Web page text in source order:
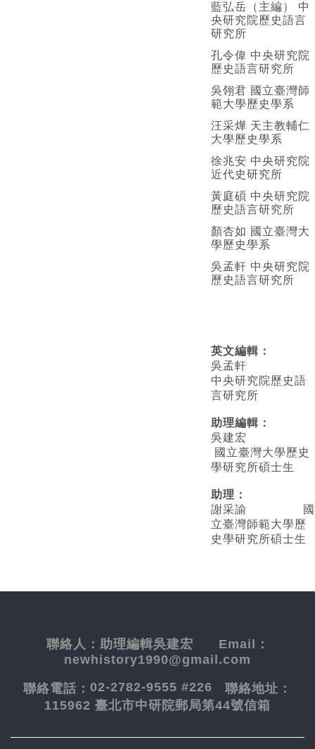
藍弘岳（主編） 中
央研究院歷史語言
研究所
孔令偉 中央研究院
歷史語言研究所
吳翎君 國立臺灣師
範大學歷史學系
汪采燁 天主教輔仁
大學歷史學系
徐兆安 中央研究院
近代史研究所
黃庭碩 中央研究院
歷史語言研究所
顏杏如 國立臺灣大
學歷史學系
吳孟軒 中央研究院
歷史語言研究所
英文編輯 ：
吳孟軒
中央研究院歷史語
言研究所
助理編輯：
吳建宏
國立臺灣大學歷史
學研究所碩士生
助理：
謝采諭
國
立臺灣師範大學歷
史學研究所碩士生
聯絡人： 助理編輯吳建宏 Email：
newhistory1990@gmail.com
聯絡電話： 02-2782-9555 #226 聯絡地址：
115962 臺北市中研院郵局第44號信箱